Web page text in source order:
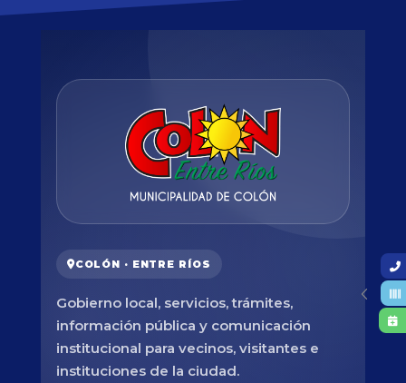
COLÓN · ENTRE RÍOS
Gobierno local, servicios, trámites,
información pública y comunicación
institucional para vecinos, visitantes e
instituciones de la ciudad.